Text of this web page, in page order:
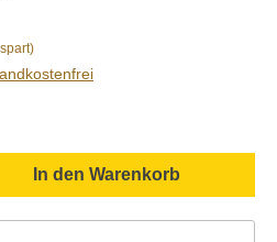
den gewünschten
In den Warenkorb